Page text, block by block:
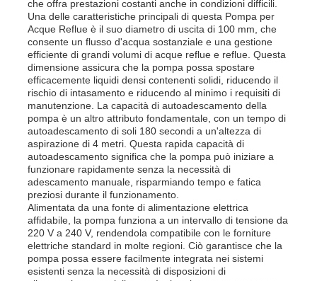
Casa
Prodotti
Video
Chi siamo
Fatory Tour
Controllo di qualità
che offra prestazioni costanti anche in condizioni difficili.
Una delle caratteristiche principali di questa Pompa per
Acque Reflue è il suo diametro di uscita di 100 mm, che
consente un flusso d'acqua sostanziale e una gestione
efficiente di grandi volumi di acque reflue e reflue. Questa
dimensione assicura che la pompa possa spostare
efficacemente liquidi densi contenenti solidi, riducendo il
rischio di intasamento e riducendo al minimo i requisiti di
manutenzione. La capacità di autoadescamento della
pompa è un altro attributo fondamentale, con un tempo di
autoadescamento di soli 180 secondi a un'altezza di
aspirazione di 4 metri. Questa rapida capacità di
autoadescamento significa che la pompa può iniziare a
funzionare rapidamente senza la necessità di
adescamento manuale, risparmiando tempo e fatica
preziosi durante il funzionamento.
Alimentata da una fonte di alimentazione elettrica
affidabile, la pompa funziona a un intervallo di tensione da
220 V a 240 V, rendendola compatibile con le forniture
elettriche standard in molte regioni. Ciò garantisce che la
pompa possa essere facilmente integrata nei sistemi
esistenti senza la necessità di disposizioni di